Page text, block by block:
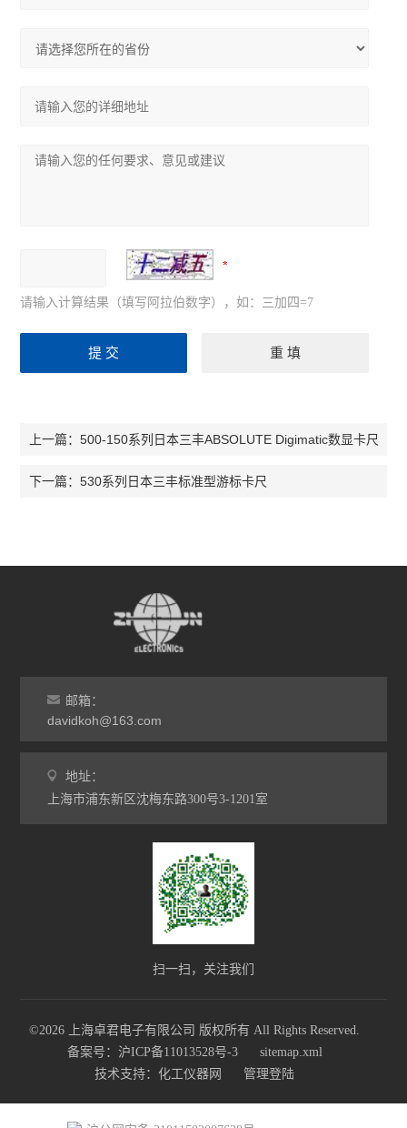
请输入计算结果（填写阿拉伯数字），如：三加四=7
上一篇：500-150系列日本三丰ABSOLUTE Digimatic数显卡尺
下一篇：530系列日本三丰标准型游标卡尺
邮箱：
davidkoh@163.com
地址：
上海市浦东新区沈梅东路300号3-1201室
扫一扫，关注我们
©2026 上海卓君电子有限公司 版权所有 All Rights Reserved.
备案号：沪ICP备11013528号-3
sitemap.xml
技术支持： 化工仪器网 管理登陆